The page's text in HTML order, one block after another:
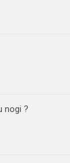
nogi ?